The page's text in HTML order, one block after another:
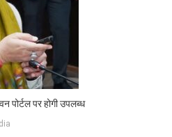
पोर्टल पर होगी उपलब्ध